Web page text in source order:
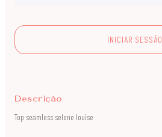
INICIAR SESSÃO
Descrição
Top seamless selene louise